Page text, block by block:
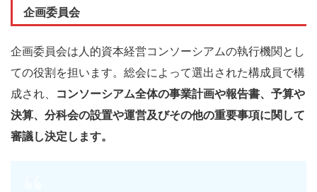
企画委員会
企画委員会は人的資本経営コンソーシアムの執行機関とし
ての役割を担います。総会によって選出された構成員で構
成され、 コンソーシアム全体の事業計画や報告書、予算や
決算、分科会の設置や運営及びその他の重要事項に関して
審議し決定します。